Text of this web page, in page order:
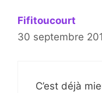
Fifitoucourt
30 septembre
C’est déjà